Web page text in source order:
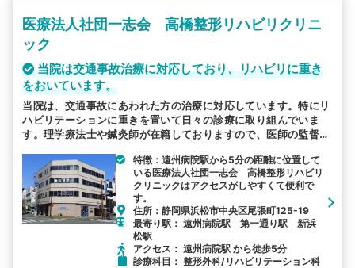
検索する
詳細条件で絞り込む
その他の検索方法
駅から探す 院名から探す
医療法人社団一志会 高橋整形リハビリクリニ
ック
当院は交通事故治療に対応しており、リハビリに重き
をおいています。
当院は、交通事故にあわれた方の治療に対応しています。特にリ
ハビリテーションに重きを置いて日々の診療に取り組んでいま
す。理学療法士や鍼灸師が在籍しておりますので、医師の監督の
す。リハビリは予約制で、20分または40分の枠でマンツーマン
で対応します。
特徴：遠州病院駅から5分の距離に位置して
いる医療法人社団一志会 高橋整形リハビリ
クリニックはアクセスがしやすくて便利で
す。
住所：静岡県浜松市中央区尾張町125-19
最寄り駅： 遠州病院駅 第一通り駅 新浜
松駅
アクセス： 遠州病院駅 から徒歩5分
診療科目： 整形外科/リハビリテーション科